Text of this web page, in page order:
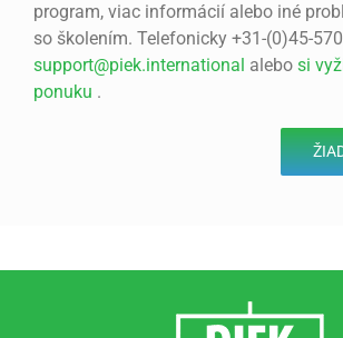
program, viac informácií alebo iné
so školením. Telefonicky +31-(0)45-
support@piek.international alebo si
ponuku .